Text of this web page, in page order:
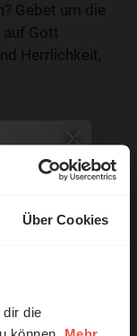
Über Cookies
die
können. Mehr
Gebet um die
auf Gott
Herrlichkeit,